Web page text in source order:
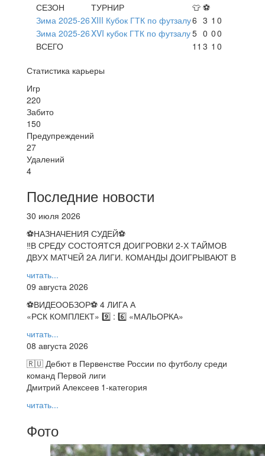
СЕЗОН
ТУРНИР 👕 ⚽
Зима 2025-26XIII Кубок ГТК по футзалу6 3 1 0
Зима 2025-26XVI кубок ГТК по футзалу5 0 00
ВСЕГО
11 3 1 0
Статистика карьеры
Игр
220
Забито
150
Предупреждений
27
Удалений
4
Последние новости
30 июля 2026
⚽НАЗНАЧЕНИЯ СУДЕЙ⚽
‼В СРЕДУ СОСТОЯТСЯ ДОИГРОВКИ 2-Х ТАЙМОВ
ДВУХ МАТЧЕЙ 2А ЛИГИ. КОМАНДЫ ДОИГРЫВАЮТ В
читать...
09 августа 2026
⚽️ВИДЕООБЗОР⚽️ 4 ЛИГА А
«РСК КОМПЛЕКТ» 9️⃣ : 6️⃣ «МАЛЬОРКА»
читать...
08 августа 2026
🇷🇺 Дебют в Первенстве России по футболу среди
команд Первой лиги
Дмитрий Алексеев 1-категория
читать...
Фото